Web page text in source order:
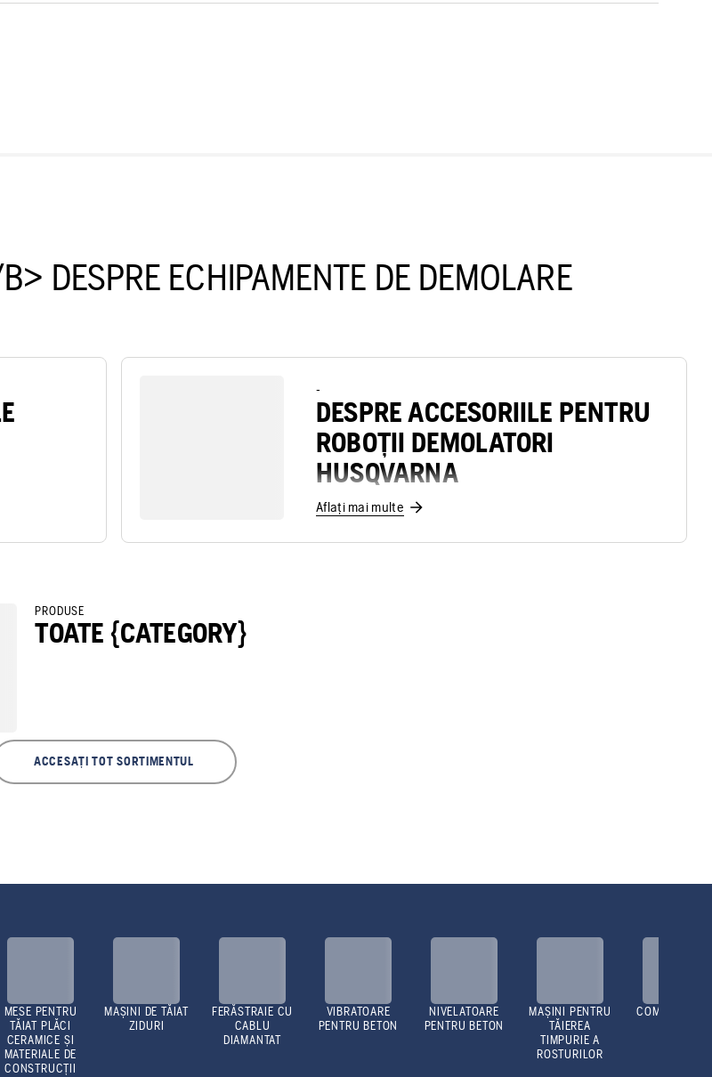
DESPRE ECHIPAMENTE DE DEMOLARE
-
DESPRE ACCESORIILE PENTRU
ROBOȚII DEMOLATORI
HUSQVARNA
Aflați mai multe
PRODUSE
TOATE {CATEGORY}
ACCESAȚI TOT SORTIMENTUL
MESE PENTRU
TĂIAT PLĂCI
CERAMICE ȘI
MATERIALE DE
CONSTRUCȚII
MAȘINI DE TĂIAT
ZIDURI
FERĂSTRAIE CU
CABLU
DIAMANTAT
VIBRATOARE
PENTRU BETON
NIVELATOARE
PENTRU BETON
MAȘINI PENTRU
TĂIEREA
TIMPURIE A
ROSTURILOR